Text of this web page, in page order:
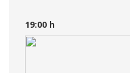
19:00 h